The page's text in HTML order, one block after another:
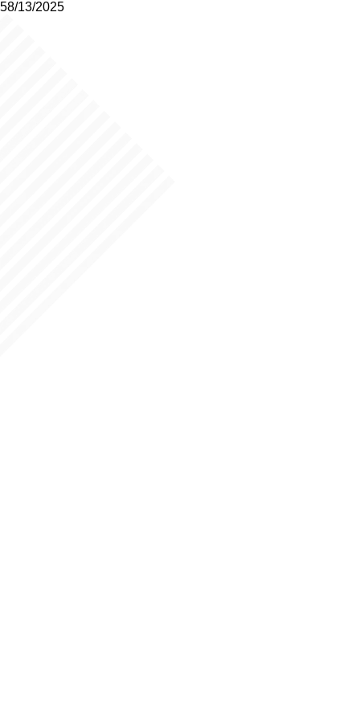
58/13/2025